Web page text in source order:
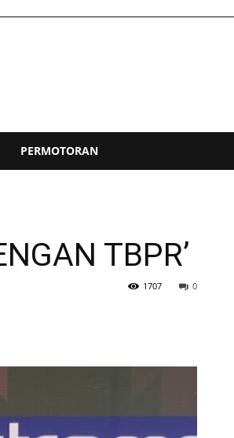
PERMOTORAN
TBPR’
0
1707